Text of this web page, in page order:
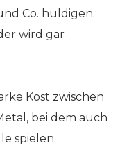
Co. huldigen.
wird gar
Kost zwischen
bei dem auch
spielen.